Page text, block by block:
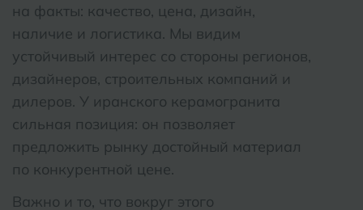
на факты: качество, цена, дизайн,
наличие и логистика. Мы видим
устойчивый интерес со стороны регионов,
дизайнеров, строительных компаний и
дилеров. У иранского керамогранита
сильная позиция: он позволяет
предложить рынку достойный материал
по конкурентной цене.
Важно и то, что вокруг этого